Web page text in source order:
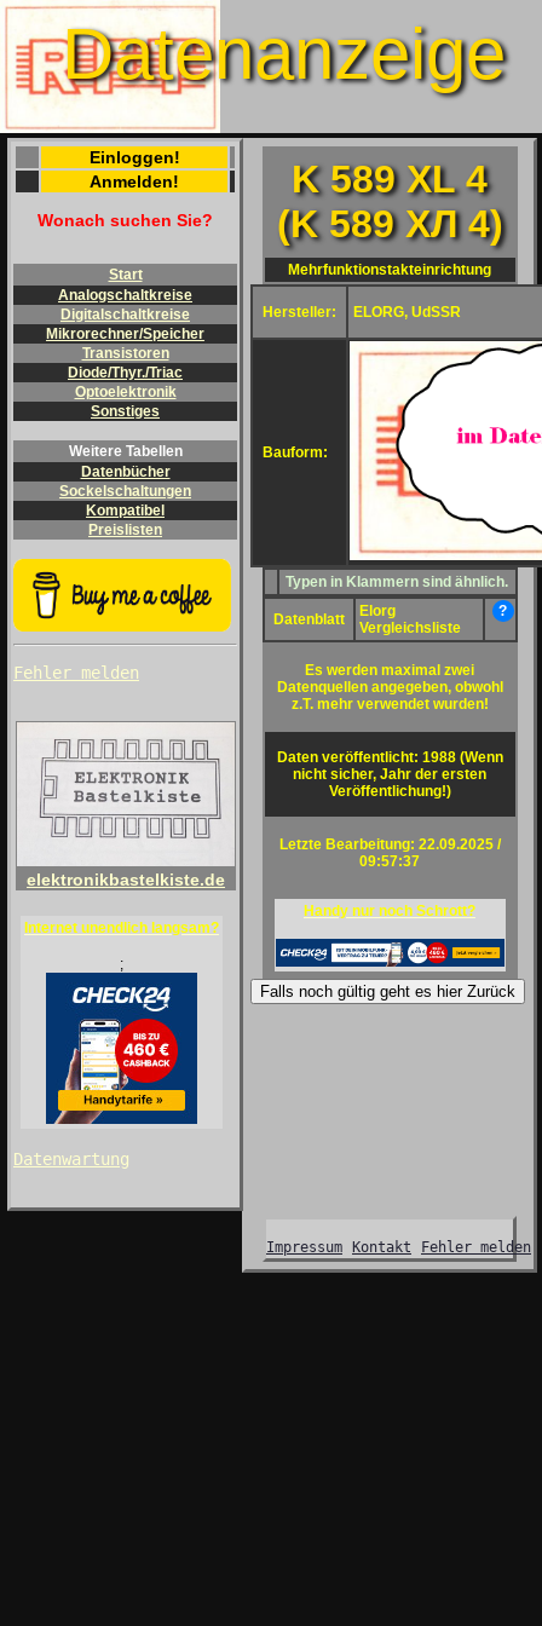
Datenanzeige
Einloggen!
Anmelden!
Wonach suchen Sie?
Start
Analogschaltkreise
Digitalschaltkreise
Mikrorechner/Speicher
Transistoren
Diode/Thyr./Triac
Optoelektronik
Sonstiges
Weitere Tabellen
Datenbücher
Sockelschaltungen
Kompatibel
Preislisten
Fehler melden
elektronikbastelkiste.de
Internet unendlich langsam?
;
Datenwartung
K 589 XL 4
(K 589 XЛ 4)
Mehrfunktionstakteinrichtung
Hersteller: ELORG, UdSSR
Bauform:
Typen in Klammern sind ähnlich.
Datenblatt
Elorg
Vergleichsliste
?
Es werden maximal zwei
Datenquellen angegeben, obwohl
z.T. mehr verwendet wurden!
Daten veröffentlicht: 1988 (Wenn
nicht sicher, Jahr der ersten
Veröffentlichung!)
Letzte Bearbeitung: 22.09.2025 /
09:57:37
Handy nur noch Schrott?
Falls noch gültig geht es hier Zurück
Impressum Kontakt Fehler melden